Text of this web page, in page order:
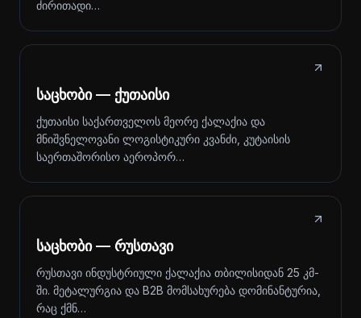
ძირითადი…
საცხობი — ქუთაისი
ქუთაისი საქართველოს მეორე ქალაქია და
მნიშვნელოვანი ლოგისტიკური კვანძი, კუტაისის
საერთაშორისო აეროპორ…
საცხობი — რუსთავი
რუსთავი ინდუსტრიული ქალაქია თბილისიდან 25 კმ-
ში. მეტალურგია და B2B მომსახურება დომინანტურია,
რაც ქმნ…